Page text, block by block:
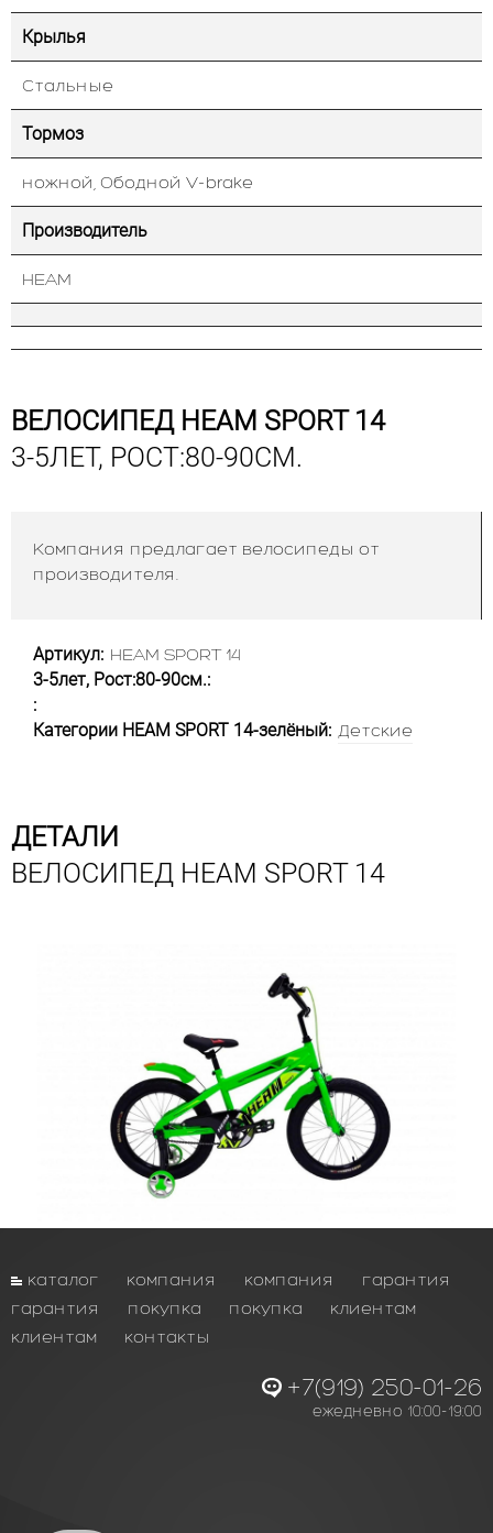
Крылья
Стальные
Тормоз
ножной, Ободной V-brake
Производитель
HEAM
ВЕЛОСИПЕД HEAM SPORT 14
3-5ЛЕТ, РОСТ:80-90СМ.
Компания предлагает велосипеды от
производителя.
Артикул: HEAM SPORT 14
3-5лет, Рост:80-90см.:
:
Категории HEAM SPORT 14-зелёный: Детские
ДЕТАЛИ
ВЕЛОСИПЕД HEAM SPORT 14
каталог компания компания
гарантия
гарантия
покупка покупка
клиентам
клиентам
контакты
+7(919) 250-01-26
ежедневно 10:00-19:00